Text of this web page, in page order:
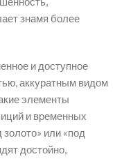
знамя более
и доступное
аккуратным видом
элементы
и временных
золото» или «под
достойно,